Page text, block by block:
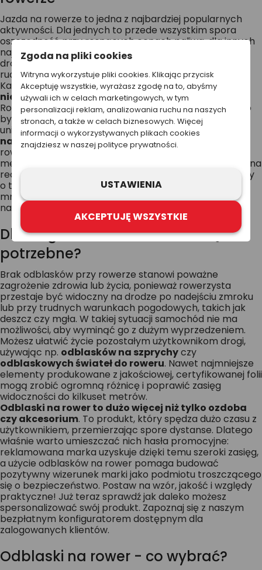
Jazda na rowerze to jedna z najbardziej popularnych
aktywności. Dla jednych to przede wszystkim spora
oszczędność przy rosnących cenach paliwa, dla innych
najbardziej ekologiczny sposób przemieszczania się i
droga do zapewnienia sobie niezbędnej aktywności
ruchowej na co dzień.
Każdy sport należy uprawiać bezpiecznie i pamiętać o
niezbędnym oznakowaniu siebie i sprzętu
Rowerzysta porusza się z dużą prędkością, więc często
bywa narażony na kolizję z innym pojazdem. Aby tego
uniknąć, należy przede wszystkim zapewnić sobie
należytą widoczność. Osoba poruszająca się na
rowerze powinna być widoczna z co najmniej kilkuset
metrów, tak aby dać innym użytkownikom dość czasu na
reakcję w nagłych przypadkach. Szczególnie zaś należy
o tym pamiętać w przypadku dzieci, które posiadają
mniejsze doświadczenie i częściej wykazują brak
należytej ostrożności.
Dlaczego odblaski na rower są
potrzebne?
Brak odblasków przy rowerze stanowi poważne
zagrożenie zdrowia lub życia, ponieważ rowerzysta
przestaje być widoczny na drodze po nadejściu zmroku
lub przy trudnych warunkach pogodowych, takich jak
deszcz czy mgła. W takiej sytuacji samochód nie ma
możliwości, aby wyminąć go z dużym wyprzedzeniem.
Możesz ułatwić życie pozostałym użytkownikom drogi,
używając np. odblasków na szprychyczy
odblaskowych świateł do roweru. Nawet najmniejsze
elementy produkowane z jakościowej, certyfikowanej folii
mogą zrobić ogromną różnicę i poprawić zasięg
widoczności do kilkuset metrów.
Odblaski na rower to dużo więcej niż tylko ozdoba
czy akcesorium. To produkt, który spędza dużo czasu z
użytkownikiem, przemierzając spore dystanse. Dlatego
właśnie warto umieszczać nich hasła promocyjne:
reklamowana marka uzyskuje dzięki temu szeroki zasięg,
a użycie odblasków na rower pomaga budować
pozytywny wizerunek marki jako podmiotu troszczącego
się o bezpieczeństwo. Postaw na wzór, jakość i względy
praktyczne! Już teraz sprawdź jak daleko możesz
spersonalizować swój produkt. Zapoznaj się z naszym
bezpłatnym konfiguratorem dostępnym dla
zalogowanych klientów.
Odblaski na rower - co wybrać?
Zgoda na pliki cookies
Witryna wykorzystuje pliki cookies. Klikając przycisk
Akceptuję wszystkie, wyrażasz zgodę na to, abyśmy
używali ich w celach marketingowych, w tym
personalizacji reklam, analizowania ruchu na naszych
stronach, a także w celach biznesowych. Więcej
informacji o wykorzystywanych plikach cookies
znajdziesz w naszej polityce prywatności.
USTAWIENIA
AKCEPTUJĘ WSZYSTKIE